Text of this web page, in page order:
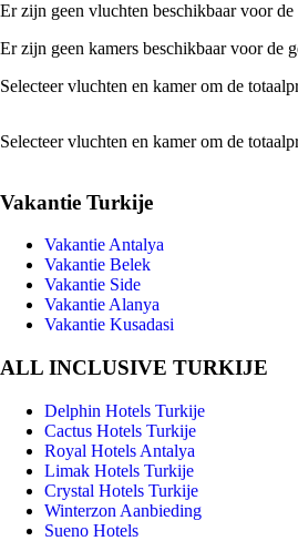
Er zijn geen vluchten beschikbaar voor de
Er zijn geen kamers beschikbaar voor de
Selecteer vluchten en kamer om de
Selecteer vluchten en kamer om de
Vakantie Turkije
Vakantie Antalya
Vakantie Belek
Vakantie Side
Vakantie Alanya
Vakantie Kusadasi
ALL INCLUSIVE TURKIJE
Delphin Hotels Turkije
Cactus Hotels Turkije
Royal Hotels Antalya
Limak Hotels Turkije
Crystal Hotels Turkije
Winterzon Aanbieding
Sueno Hotels